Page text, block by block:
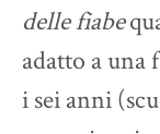
delle fiabe
adatto a una
i sei anni